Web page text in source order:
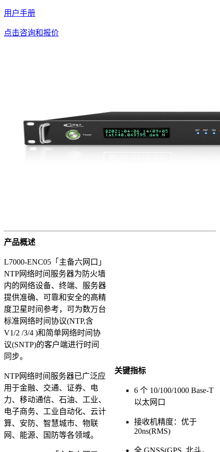
用户手册
点击咨询和报价
产品概述
L7000-ENC05「主备六网口」
NTP网络时间服务器为防火墙
内的网络设备、终端、服务器
提供准确、可靠和安全的高精
度卫星时间参考，可为数万台
标准网络时间协议(NTP,含
V1/2 /3/4 )和简单网络时间协
议(SNTP)的客户端进行时间
同步。
NTP网络时间服务器已广泛应
用于金融、交通、证券、电
力、移动通信、石油、工业、
电子商务、工业自动化、云计
算、安防、智慧城市、物联
网、能源、国防等各领域。
关键指标
6 个 10/100/1000 Base-T
以太网口
接收机精度：优于
20ns(RMS)
全 GNSS(GPS, 北斗，